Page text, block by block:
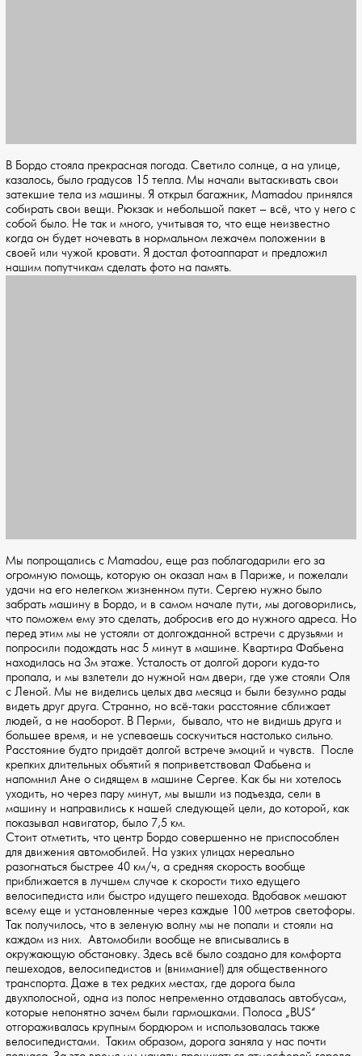
В Бордо стояла прекрасная погода. Светило солнце, а на улице,
казалось, было градусов 15 тепла. Мы начали вытаскивать свои
затекшие тела из машины. Я открыл багажник, Mamadou принялся
собирать свои вещи. Рюкзак и небольшой пакет – всё, что у него с
собой было. Не так и много, учитывая то, что еще неизвестно
когда он будет ночевать в нормальном лежачем положении в
своей или чужой кровати. Я достал фотоаппарат и предложил
нашим попутчикам сделать фото на память.
Мы попрощались с Mamadou, еще раз поблагодарили его за
огромную помощь, которую он оказал нам в Париже, и пожелали
удачи на его нелегком жизненном пути. Сергею нужно было
забрать машину в Бордо, и в самом начале пути, мы договорились,
что поможем ему это сделать, добросив его до нужного адреса. Но
перед этим мы не устояли от долгожданной встречи с друзьями и
попросили подождать нас 5 минут в машине. Квартира Фабьена
находилась на 3м этаже. Усталость от долгой дороги куда-то
пропала, и мы взлетели до нужной нам двери, где уже стояли Оля
с Леной. Мы не виделись целых два месяца и были безумно рады
видеть друг друга. Странно, но всё-таки расстояние сближает
людей, а не наоборот. В Перми, бывало, что не видишь друга и
большее время, и не успеваешь соскучиться настолько сильно.
Расстояние будто придаёт долгой встрече эмоций и чувств. После
крепких длительных объятий я поприветствовал Фабьена и
напомнил Ане о сидящем в машине Сергее. Как бы ни хотелось
уходить, но через пару минут, мы вышли из подъезда, сели в
машину и направились к нашей следующей цели, до которой, как
показывал навигатор, было 7,5 км.
Стоит отметить, что центр Бордо совершенно не приспособлен
для движения автомобилей. На узких улицах нереально
разогнаться быстрее 40 км/ч, а средняя скорость вообще
приближается в лучшем случае к скорости тихо едущего
велосипедиста или быстро идущего пешехода. Вдобавок мешают
всему еще и установленные через каждые 100 метров светофоры.
Так получилось, что в зеленую волну мы не попали и стояли на
каждом из них. Автомобили вообще не вписывались в
окружающую обстановку. Здесь всё было создано для комфорта
пешеходов, велосипедистов и (внимание!) для общественного
транспорта. Даже в тех редких местах, где дорога была
двухполосной, одна из полос непременно отдавалась автобусам,
которые непонятно зачем были гармошками. Полоса „BUS“
отгораживалась крупным бордюром и использовалась также
велосипедистами. Таким образом, дорога заняла у нас почти